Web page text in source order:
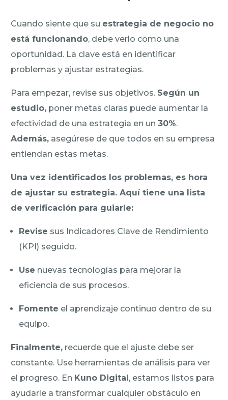
Cuando siente que su estrategia de negocio no
está funcionando, debe verlo como una
oportunidad. La clave está en identificar
problemas y ajustar estrategias.
Para empezar, revise sus objetivos. Según un
estudio, poner metas claras puede aumentar la
efectividad de una estrategia en un30%.
Además, asegúrese de que todos en su empresa
entiendan estas metas.
Una vez identificados los problemas, es hora
de ajustar su estrategia. Aquí tiene una lista
de verificación para guiarle:
Revise sus Indicadores Clave de Rendimiento
(KPI) seguido.
Use nuevas tecnologías para mejorar la
eficiencia de sus procesos.
Fomente el aprendizaje continuo dentro de su
equipo.
Finalmente, recuerde que el ajuste debe ser
constante. Use herramientas de análisis para ver
el progreso. En Kuno Digital, estamos listos para
ayudarle a transformar cualquier obstáculo en